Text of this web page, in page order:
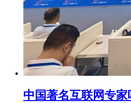
中国著名互联网专